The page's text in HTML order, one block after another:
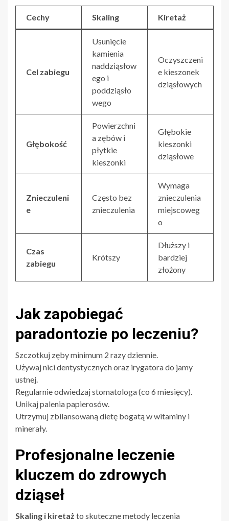
Cechy Skaling Kiretaż
Cel zabiegu
Usunięcie
kamienia
naddziąsłow
ego i
poddziąsło
wego
Oczyszczeni
e kieszonek
dziąsłowych
Głębokość
Powierzchni
a zębów i
płytkie
kieszonki
Głębokie
kieszonki
dziąsłowe
Znieczuleni
e
Często bez
znieczulenia
Wymaga
znieczulenia
miejscoweg
o
Czas
zabiegu
Krótszy
Dłuższy i
bardziej
złożony
Jak zapobiegać
paradontozie po leczeniu?
Szczotkuj zęby minimum 2 razy dziennie.
Używaj nici dentystycznych oraz irygatora do jamy
ustnej.
Regularnie odwiedzaj stomatologa (co 6 miesięcy).
Unikaj palenia papierosów.
Utrzymuj zbilansowaną dietę bogatą w witaminy i
minerały.
Profesjonalne leczenie
kluczem do zdrowych
dziąseł
Skaling i kiretaż to skuteczne metody leczenia